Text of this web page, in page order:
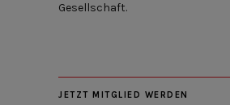
Gesellschaft.
JETZT MITGLIED WERDEN